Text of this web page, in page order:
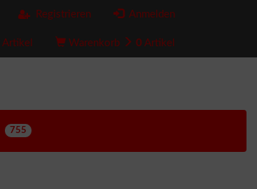
Registrieren Anmelden
Artikel Warenkorb 0 Artikel
755